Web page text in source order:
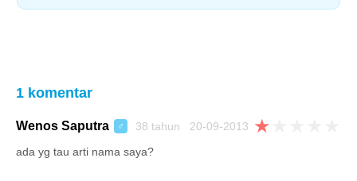
1 komentar
Wenos Saputra ♂ 38 tahun 20-09-2013 ★
ada yg tau arti nama saya?